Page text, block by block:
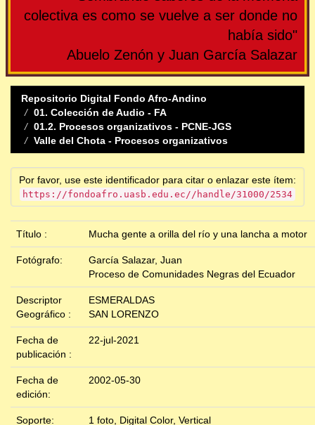
colectiva es como se vuelve a ser donde no
había sido"
Abuelo Zenón y Juan García Salazar
Repositorio Digital Fondo Afro-Andino
01. Colección de Audio - FA
01.2. Procesos organizativos - PCNE-JGS
Valle del Chota - Procesos organizativos
Por favor, use este identificador para citar o enlazar este ítem:
https://fondoafro.uasb.edu.ec//handle/31000/2534
Título : Mucha gente a orilla del río y una lancha a motor
Fotógrafo:
García Salazar, Juan
Proceso de Comunidades Negras del Ecuador
Descriptor
Geográfico :
ESMERALDAS
SAN LORENZO
Fecha de
publicación :
22-jul-2021
Fecha de
edición:
2002-05-30
Soporte:
1 foto, Digital Color, Vertical